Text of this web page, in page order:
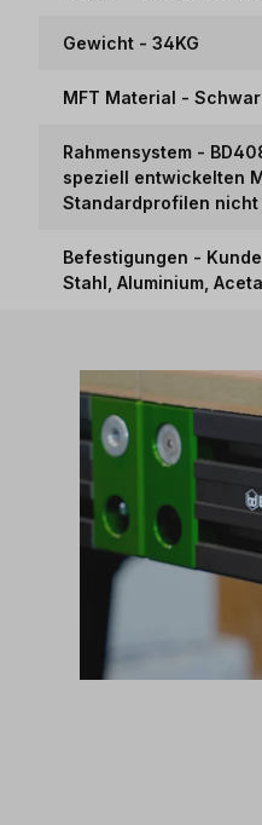
Gewicht - 34KG
MFT Material -
Rahmensystem -
speziell entwickelten
Standardprofilen
Befestigungen -
Stahl, Aluminium,